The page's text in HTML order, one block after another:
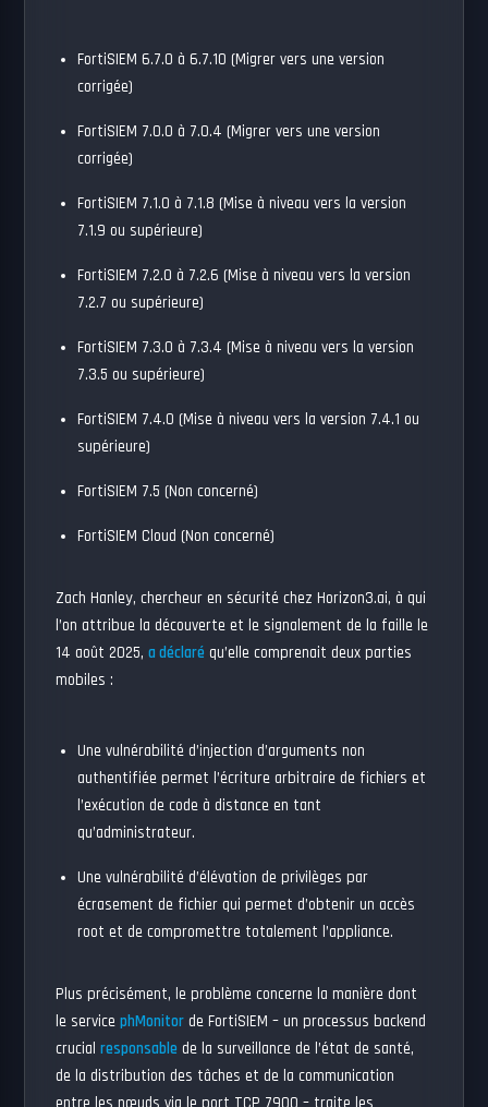
FortiSIEM 6.7.0 à 6.7.10 (Migrer vers une version
corrigée)
FortiSIEM 7.0.0 à 7.0.4 (Migrer vers une version
corrigée)
FortiSIEM 7.1.0 à 7.1.8 (Mise à niveau vers la version
7.1.9 ou supérieure)
FortiSIEM 7.2.0 à 7.2.6 (Mise à niveau vers la version
7.2.7 ou supérieure)
FortiSIEM 7.3.0 à 7.3.4 (Mise à niveau vers la version
7.3.5 ou supérieure)
FortiSIEM 7.4.0 (Mise à niveau vers la version 7.4.1 ou
supérieure)
FortiSIEM 7.5 (Non concerné)
FortiSIEM Cloud (Non concerné)
Zach Hanley, chercheur en sécurité chez Horizon3.ai, à qui
l’on attribue la découverte et le signalement de la faille le
14 août 2025,a déclaré qu’elle comprenait deux parties
mobiles :
Une vulnérabilité d’injection d’arguments non
authentifiée permet l’écriture arbitraire de fichiers et
l’exécution de code à distance en tant
qu’administrateur.
Une vulnérabilité d’élévation de privilèges par
écrasement de fichier qui permet d’obtenir un accès
root et de compromettre totalement l’appliance.
Plus précisément, le problème concerne la manière dont
le servicephMonitor de FortiSIEM – un processus backend
crucialresponsable de la surveillance de l’état de santé,
de la distribution des tâches et de la communication